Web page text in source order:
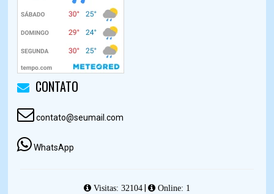
CONTATO
contato@seumail.com
WhatsApp
Visitas: 32104| Online: 1